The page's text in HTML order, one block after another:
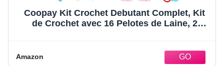
Coopay Kit Crochet Debutant Complet, Kit
de Crochet avec 16 Pelotes de Laine, 2
Cadeau pour Fille, Famille, Amis - Bleu
Amazon